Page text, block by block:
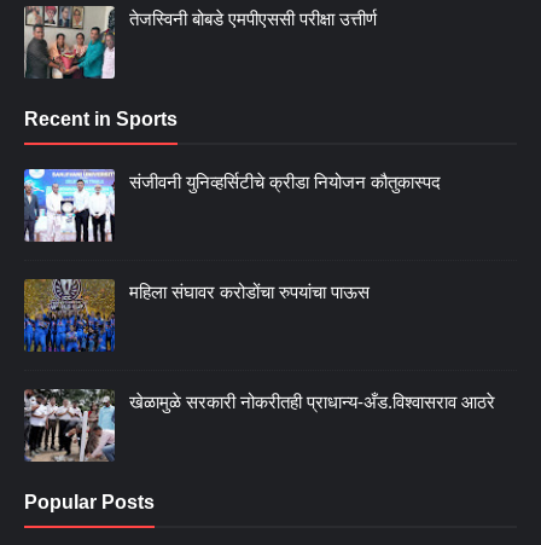
तेजस्विनी बोबडे एमपीएससी परीक्षा उत्तीर्ण
Recent in Sports
संजीवनी युनिव्हर्सिटीचे क्रीडा नियोजन कौतुकास्पद
महिला संघावर करोडोंचा रुपयांचा पाऊस
खेळामुळे सरकारी नोकरीतही प्राधान्य-अँड.विश्वासराव आठरे
Popular Posts